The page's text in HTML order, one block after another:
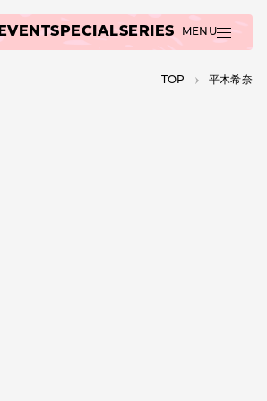
EVENTSPECIALSERIES MENU
TOP 平木希奈